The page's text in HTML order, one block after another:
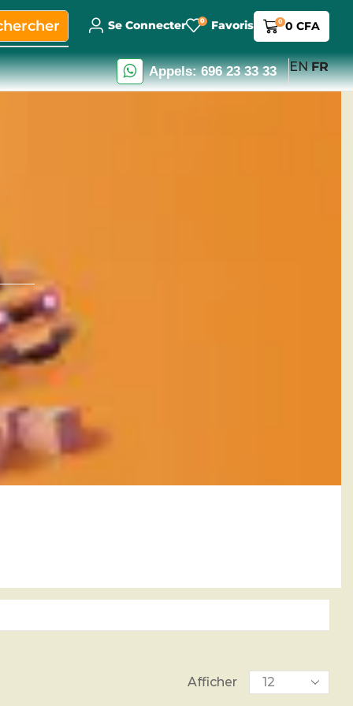
Se Connecter 0 Favoris 0 0 CFA
Appels: 696 23 33 33 EN FR
Afficher